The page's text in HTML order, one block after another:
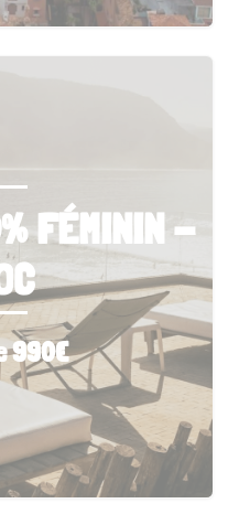
FÉMININ -
990€